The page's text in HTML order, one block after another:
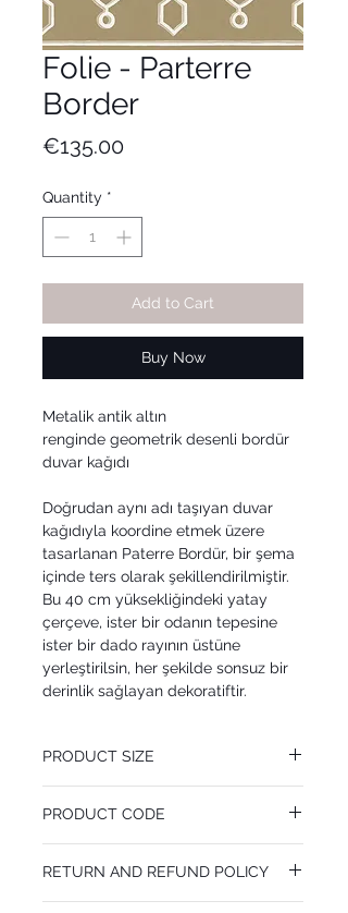
Folie - Parterre
Border
€135.00Price
Quantity *
Add to Cart
Buy Now
Metalik antik altın
renginde geometrik desenli bordür
duvar kağıdı
Doğrudan aynı adı taşıyan duvar
kağıdıyla koordine etmek üzere
tasarlanan Paterre Bordür, bir şema
içinde ters olarak şekillendirilmiştir.
Bu 40 cm yüksekliğindeki yatay
çerçeve, ister bir odanın tepesine
ister bir dado rayının üstüne
yerleştirilsin, her şekilde sonsuz bir
derinlik sağlayan dekoratiftir.
PRODUCT SIZE
Pattern Repeat 64 cm
PRODUCT CODE
RETURN AND REFUND POLICY